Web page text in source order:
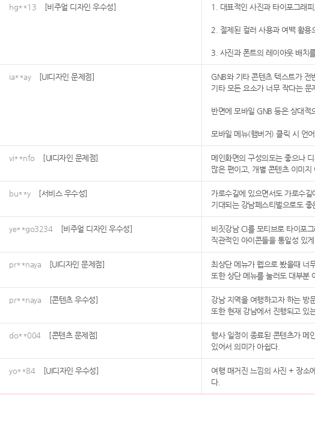
hg**13 [비주얼 디자인 우수성] 1. 대표적인 사진과 타이포그래
2. 절제된 컬러 사용과 여백 활용
3. 사진과 폰트의 레이아웃 배치
ia**ay [UI디자인 문제점]
GNB와 기타 콘텐츠 텍스트가 전
기타 모든 요소가 너무 작다는 문
반면에 모바일 GNB 등은 상대적
모바일 메뉴(햄버거) 클릭 시 언
vi**nfo [UI디자인 문제점]
메인화면의 구성의도는 좋으나
많은 편이고, 개별 콘텐츠 이미지
bu**y [서비스 우수성]
가로수길에 있으면서도 가로수
기대되는 강남페스티벌으로도
ye**go3234 [비주얼 디자인 우수성]
비짓강남 CI를 모티브로 타이포
직관적인 아이콘들을 통일성 있
pr**naya [UI디자인 문제점]
최상단 메뉴가 웹으로 봤을때 너
또한 상단 메뉴를 눌러도 대부분
pr**naya [콘텐츠 우수성]
강남 지역을 여행하고자 하는 방
또한 현재 강남에서 진행되고 있
do**004 [콘텐츠 문제점]
행사 일정이 종료된 콘텐츠가 메
있어서 의미가 아쉽다.
yo**84 [UI디자인 우수성]
여행 매거진 느낌의 사진 + 장소
다.